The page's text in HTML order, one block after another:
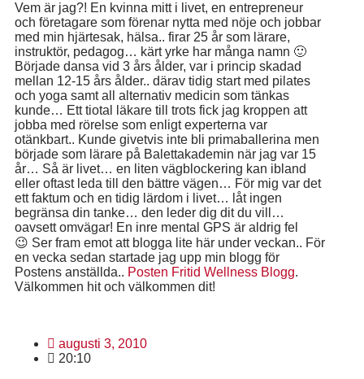
Vem är jag?! En kvinna mitt i livet, en entrepreneur
och företagare som förenar nytta med nöje och jobbar
med min hjärtesak, hälsa.. firar 25 år som lärare,
instruktör, pedagog… kärt yrke har många namn 🙂
Började dansa vid 3 års ålder, var i princip skadad
mellan 12-15 års ålder.. därav tidig start med pilates
och yoga samt all alternativ medicin som tänkas
kunde… Ett tiotal läkare till trots fick jag kroppen att
jobba med rörelse som enligt experterna var
otänkbart.. Kunde givetvis inte bli primaballerina men
började som lärare på Balettakademin när jag var 15
år… Så är livet… en liten vägblockering kan ibland
eller oftast leda till den bättre vägen… För mig var det
ett faktum och en tidig lärdom i livet… låt ingen
begränsa din tanke… den leder dig dit du vill…
oavsett omvägar! En inre mental GPS är aldrig fel
😉 Ser fram emot att blogga lite här under veckan.. För
en vecka sedan startade jag upp min blogg för
Postens anställda.. Posten Fritid Wellness Blogg.
Välkommen hit och välkommen dit!
augusti 3, 2010
20:10